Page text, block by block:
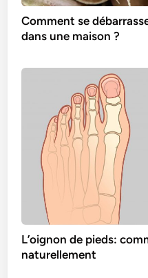
Comment se
dans une maison ?
L’oignon de pieds:
naturellement